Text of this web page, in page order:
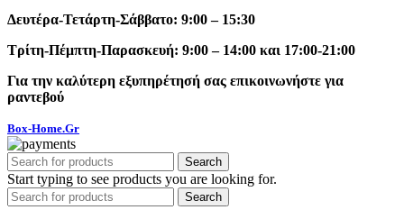
Δευτέρα-Τετάρτη-Σάββατο: 9:00 – 15:30
Τρίτη-Πέμπτη-Παρασκευή: 9:00 – 14:00 και 17:00-21:00
Για την καλύτερη εξυπηρέτησή σας επικοινωνήστε για
ραντεβού
Box-Home.Gr
Search
Start typing to see products you are looking for.
Search